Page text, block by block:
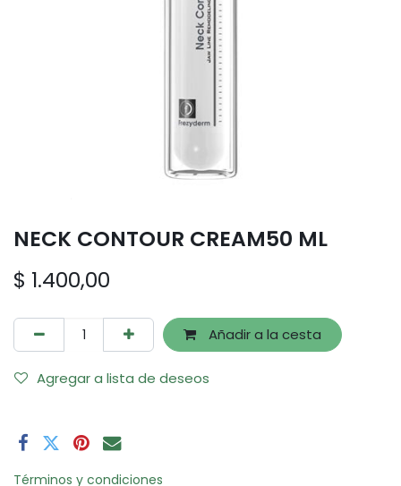
NECK CONTOUR CREAM50 ML
$ 1.400,00
Añadir a la cesta
Agregar a lista de deseos
Términos y condiciones